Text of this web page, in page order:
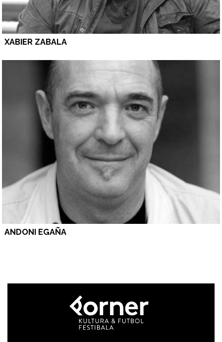
XABIER ZABALA
ANDONI EGAÑA